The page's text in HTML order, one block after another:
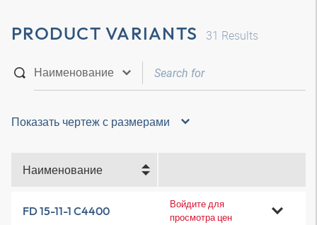
PRODUCT VARIANTS 31 Results
Показать чертеж с размерами
Наименование
FD 15-11-1 C4400
Войдите для
просмотра цен